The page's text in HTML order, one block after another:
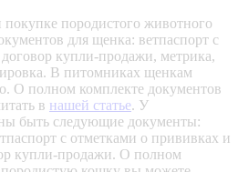
породистого животного
для щенка: ветпаспорт с
купли-продажи, метрика,
В питомниках щенкам
О полном комплекте документов
в нашей статье. У
быть следующие документы:
с отметками о прививках и
купли-продажи. О полном